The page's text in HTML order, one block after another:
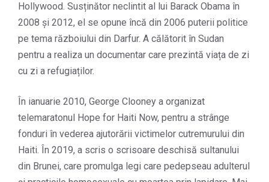
Hollywood. Susținător neclintit al lui Barack Obama în
2008 și 2012, el se opune încă din 2006 puterii politice
pe tema războiului din Darfur. A călătorit în Sudan
pentru a realiza un documentar care prezintă viața de zi
cu zi a refugiaților.
În ianuarie 2010, George Clooney a organizat
telemaratonul Hope for Haiti Now, pentru a strânge
fonduri în vederea ajutorării victimelor cutremurului din
Haiti. În 2019, a scris o scrisoare deschisă sultanului
din Brunei, care promulga legi care pedepseau adulterul